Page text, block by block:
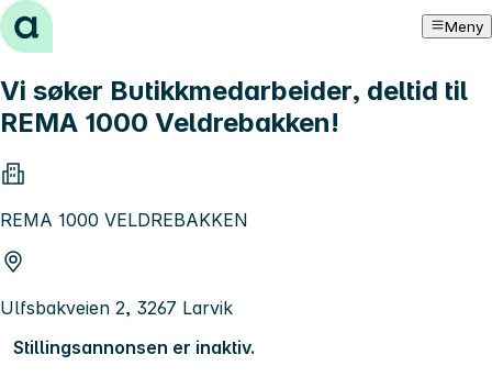
Hopp til innhold Meny
Vi søker Butikkmedarbeider, deltid til
REMA 1000 Veldrebakken!
REMA 1000 VELDREBAKKEN
Ulfsbakveien 2, 3267 Larvik
Stillingsannonsen er inaktiv.